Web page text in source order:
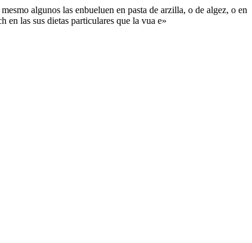
algunos las enbueluen en pasta de arzilla, o de algez, o en
en las sus dietas particulares que la vua e»